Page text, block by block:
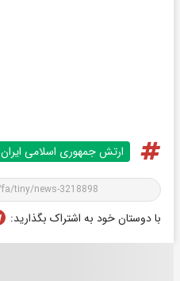
ارتش جمهوری اسلامی ایران
با دوستان خود به اشتراک بگذارید: